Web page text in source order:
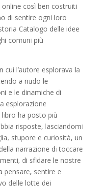
così ben costruiti
di sentire ogni loro
Catalogo delle idee
comuni più
l’autore esplorava la
a nudo le
e le dinamiche di
esplorazione
libro ha posto più
risposte, lasciandomi
stupore e curiosità, un
narrazione di toccare
di sfidare le nostre
pensare, sentire e
delle lotte dei